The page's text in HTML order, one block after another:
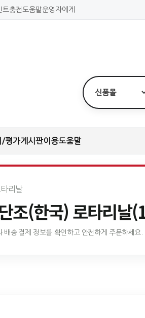
트충전도움말운영자에게
/평가게시판이용도움말
타리날
조(한국) 로타리
배송·결제 정보를 확인하고 안전하게 주문하세요.